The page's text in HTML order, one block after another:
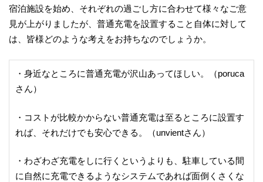
宿泊施設を始め、それぞれの過ごし方に合わせて様々なご意
見が上がりましたが、普通充電を設置すること自体に対して
は、皆様どのような考えをお持ちなのでしょうか。
・身近なところに普通充電が沢山あってほしい。（poruca
さん）
・コストが比較かからない普通充電は至るところに設置す
れば、それだけでも安心できる。（unvientさん）
・わざわざ充電をしに行くというよりも、駐車している間
に自然に充電できるようなシステムであれば面倒くさくな